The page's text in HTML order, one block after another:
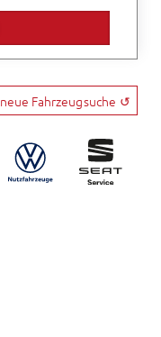
neue Fahrzeugsuche ↺